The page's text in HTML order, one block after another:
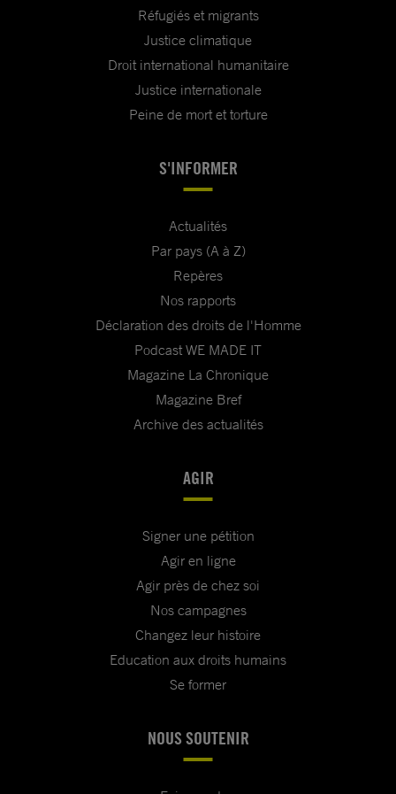
Réfugiés et migrants
Justice climatique
Droit international humanitaire
Justice internationale
Peine de mort et torture
S'INFORMER
Actualités
Par pays (A à Z)
Repères
Nos rapports
Déclaration des droits de l'Homme
Podcast WE MADE IT
Magazine La Chronique
Magazine Bref
Archive des actualités
AGIR
Signer une pétition
Agir en ligne
Agir près de chez soi
Nos campagnes
Changez leur histoire
Education aux droits humains
Se former
NOUS SOUTENIR